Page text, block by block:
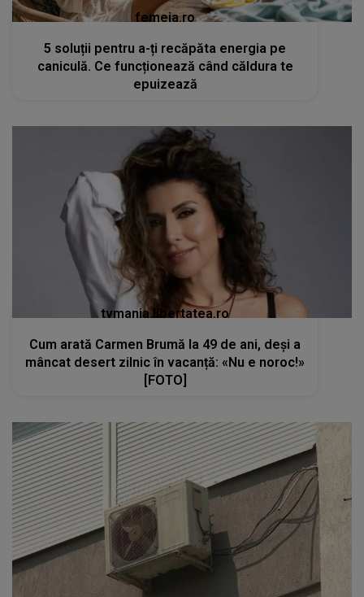
femeia.ro
5 soluții pentru a-ți recăpăta energia pe
caniculă. Ce funcționează când căldura te
epuizează
tvmania.libertatea.ro
Cum arată Carmen Brumă la 49 de ani, deși a
mâncat desert zilnic în vacanță: «Nu e noroc!»
[FOTO]